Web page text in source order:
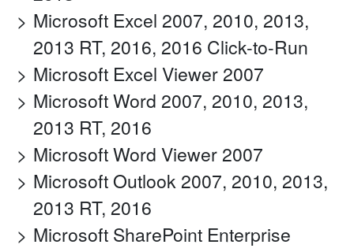
Microsoft Excel 2007, 2010, 2013,
2013 RT, 2016, 2016 Click-to-Run
Microsoft Excel Viewer 2007
Microsoft Word 2007, 2010, 2013,
2013 RT, 2016
Microsoft Word Viewer 2007
Microsoft Outlook 2007, 2010, 2013,
2013 RT, 2016
Microsoft SharePoint Enterprise